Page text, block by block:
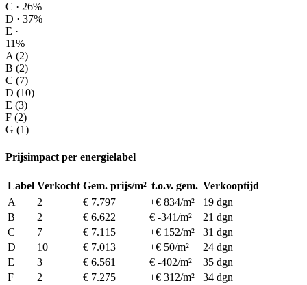
C · 26%
D · 37%
E ·
11%
A (2)
B (2)
C (7)
D (10)
E (3)
F (2)
G (1)
Prijsimpact per energielabel
Label Verkocht Gem. prijs/m² t.o.v. gem. Verkooptijd
A
2 € 7.797 +€ 834/m²
19 dgn
B
2 € 6.622 € -341/m²
21 dgn
C
7 € 7.115 +€ 152/m²
31 dgn
D
10 € 7.013 +€ 50/m²
24 dgn
E
3 € 6.561 € -402/m²
35 dgn
F
2 € 7.275 +€ 312/m²
34 dgn